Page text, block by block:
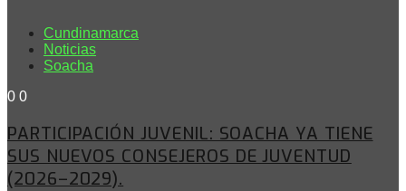
Cundinamarca
Noticias
Soacha
0 0
PARTICIPACIÓN JUVENIL: SOACHA YA TIENE
SUS NUEVOS CONSEJEROS DE JUVENTUD
(2026–2029).